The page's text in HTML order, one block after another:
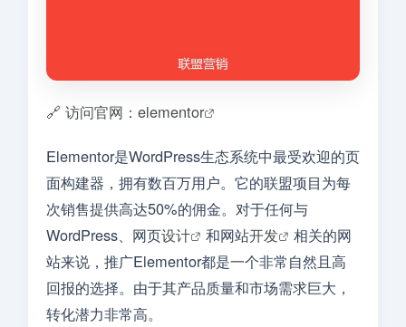
🔗 访问官网：elementor
Elementor是WordPress生态系统中最受欢迎的页
面构建器，拥有数百万用户。它的联盟项目为每
次销售提供高达50%的佣金。对于任何与
WordPress、网页设计 和网站开发
相关的网
站来说，推广Elementor都是一个非常自然且高
回报的选择。由于其产品质量和市场需求巨大，
转化潜力非常高。